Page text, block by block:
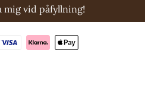
mig vid påfyllning!